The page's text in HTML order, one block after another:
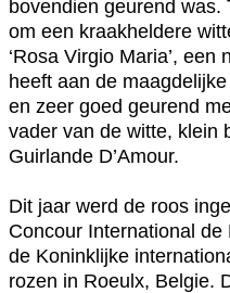
bovendien geurend was.
om een kraakheldere
‘Rosa Virgio Maria’,
heeft aan de
en zeer goed geurend
vader van de witte, klein
Guirlande D’Amour.
Dit jaar werd de roos
Concour International
de Koninklijke
rozen in Roeulx, Belgie.